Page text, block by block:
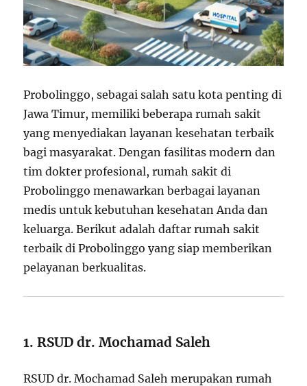
Probolinggo, sebagai salah satu kota penting di
Jawa Timur, memiliki beberapa rumah sakit
yang menyediakan layanan kesehatan terbaik
bagi masyarakat. Dengan fasilitas modern dan
tim dokter profesional, rumah sakit di
Probolinggo menawarkan berbagai layanan
medis untuk kebutuhan kesehatan Anda dan
keluarga. Berikut adalah daftar rumah sakit
terbaik di Probolinggo yang siap memberikan
pelayanan berkualitas.
1. RSUD dr. Mochamad Saleh
RSUD dr. Mochamad Saleh merupakan rumah